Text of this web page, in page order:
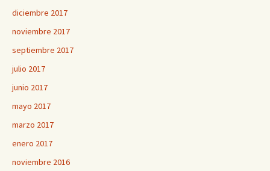
diciembre 2017
noviembre 2017
septiembre 2017
julio 2017
junio 2017
mayo 2017
marzo 2017
enero 2017
noviembre 2016